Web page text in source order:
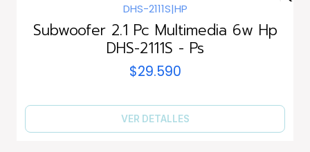
DHS-2111S|HP
Subwoofer 2.1 Pc Multimedia 6w Hp
DHS-2111S - Ps
$29.590
VER DETALLES